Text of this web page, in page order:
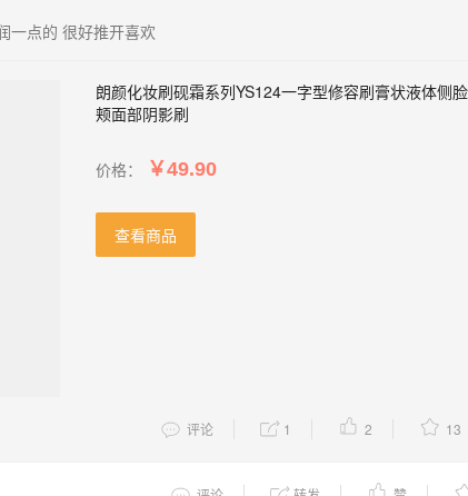
一点的 很好推开喜欢
朗颜化妆刷砚霜系列YS124一字型修容刷膏状液体侧脸
颊面部阴影刷
价格： ￥49.90
查看商品
评论 1 2 13